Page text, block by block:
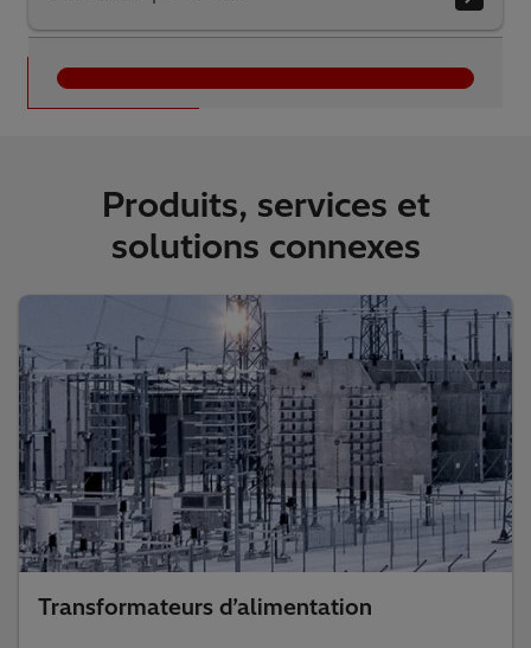
India will expand production while
entering a new chapter in sustainability
29.08.2025 4 min read
Voir tous
Produits, services et
solutions connexes